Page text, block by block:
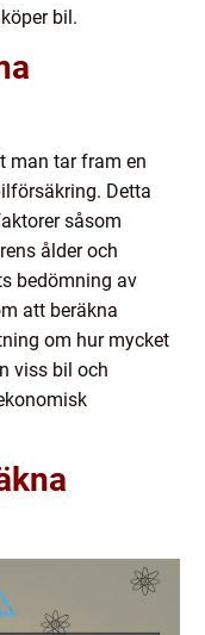
bil.
man tar fram en
Detta
såsom
ålder och
bedömning av
att beräkna
om hur mycket
viss bil och